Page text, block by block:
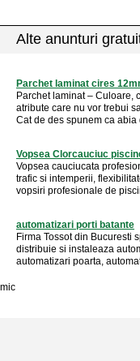
Alte anunturi
Parchet laminat cires
Parchet laminat – Culoare,
atribute care nu vor trebui
Cat de des spunem ca abia
Vopsea Clorcauciuc
Vopsea cauciucata
trafic si intemperii,
vopsiri profesionale de
automatizari porti batante
Firma Tossot din Bucuresti
distribuie si instaleaza
automatizari poarta,
mic